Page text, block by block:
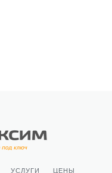
УСЛУГИ ЦЕНЫ